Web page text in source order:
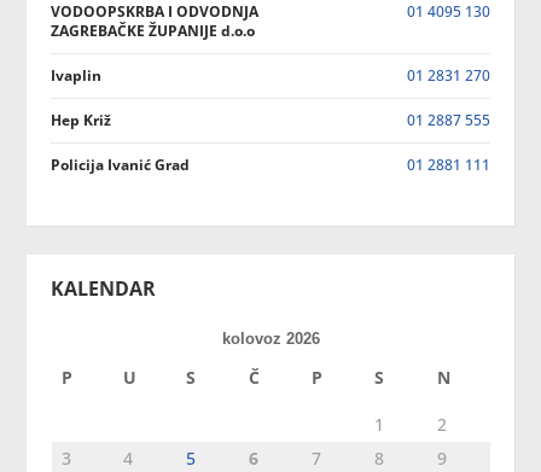
VODOOPSKRBA I ODVODNJA
ZAGREBAČKE ŽUPANIJE d.o.o
01 4095 130
Ivaplin 01 2831 270
Hep Križ 01 2887 555
Policija Ivanić Grad 01 2881 111
KALENDAR
kolovoz 2026
P U S Č P S N
1
2
3
4 5 6 7 8
9